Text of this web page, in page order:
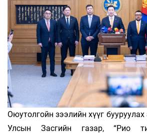
Оюутолгойн зээлийн хүүг
Улсын Засгийн газар, “Рио